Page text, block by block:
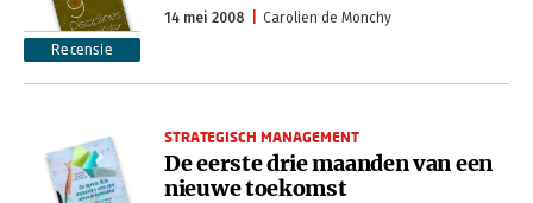
Recensie
14 mei 2008 Carolien de Monchy
STRATEGISCH MANAGEMENT
De eerste drie maanden van een
nieuwe toekomst